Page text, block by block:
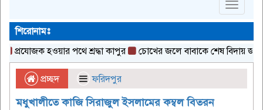
Toggle
শিরোনামঃ
প্রযোজক হওয়ার পথে শ্রদ্ধা কাপুর
চোখের জলে বাবাকে শেষ বিদায়
প্রচ্ছদ ফরিদপুর
মধুখালীতে কাজি সিরাজুল ইসলামের কম্বল বিতরন